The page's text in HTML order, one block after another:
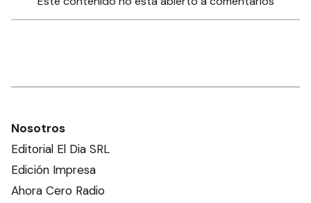
Nosotros
Editorial El Dia SRL
Edición Impresa
Ahora Cero Radio